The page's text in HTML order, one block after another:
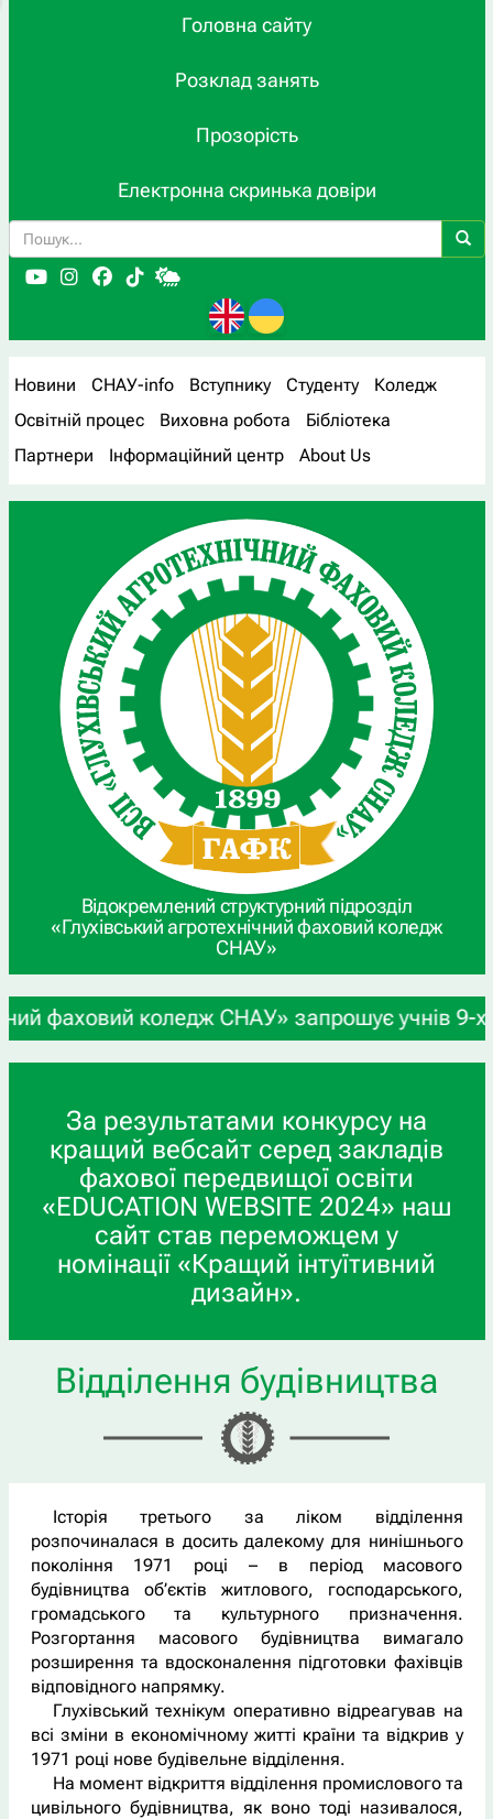
Головна сайту
Розклад занять
Прозорість
Електронна скринька довіри
Новини СНАУ-info Вступнику Студенту
Коледж
Освітній процес
Виховна робота
Бібліотека
Партнери
Інформаційний центр About Us
Відокремлений структурний підрозділ
«Глухівський агротехнічний фаховий коледж
СНАУ»
коледж СНАУ» запрошує учнів 9-х та 11-х
За результатами конкурсу на
кращий вебсайт серед закладів
фахової передвищої освіти
«EDUCATION WEBSITE 2024» наш
сайт став переможцем у
номінації «Кращий інтуїтивний
дизайн».
Відділення будівництва
Історія третього за ліком відділення
розпочиналася в досить далекому для нинішнього
покоління 1971 році – в період масового
будівництва об’єктів житлового, господарського,
громадського та культурного призначення.
Розгортання масового будівництва вимагало
розширення та вдосконалення підготовки фахівців
відповідного напрямку.
Глухівський технікум оперативно відреагував на
всі зміни в економічному житті країни та відкрив у
1971 році нове будівельне відділення.
На момент відкриття відділення промислового та
цивільного будівництва, як воно тоді називалося,